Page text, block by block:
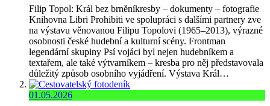
Filip Topol: Král bez brněníkresby – dokumenty – fotografie
Knihovna Libri Prohibiti ve spolupráci s dalšími partnery zve
na výstavu věnovanou Filipu Topolovi (1965–2013), výrazné
osobnosti české hudební a kulturní scény. Frontman
legendární skupiny Psí vojáci byl nejen hudebníkem a
textařem, ale také výtvarníkem – kresba pro něj představovala
důležitý způsob osobního vyjádření. Výstava Král…
01.05.2026